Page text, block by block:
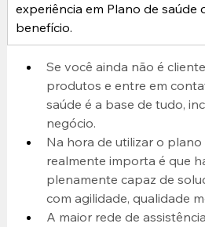
experiência em Plano de saúde
benefício.
Se você ainda não é
produtos e entre em
saúde é a base de tudo,
negócio.
Na hora de utilizar o plano
realmente importa é que
plenamente capaz de
com agilidade, qualidade
A maior rede de